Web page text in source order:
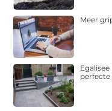
Meer